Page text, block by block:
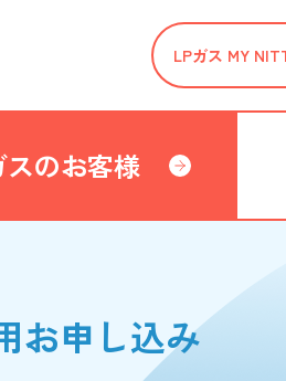
LPガス MY
のお客様
お申し込み